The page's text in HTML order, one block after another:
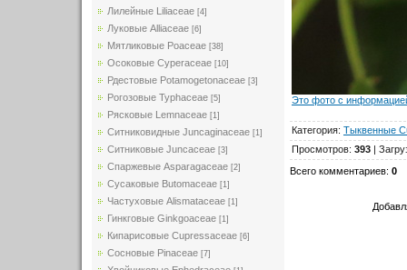
Лилейные Liliaceae [4]
Луковые Alliaceae [6]
Мятликовые Poaceae [38]
Осоковые Cyperaceae [10]
Рдестовые Potamogetonaceae [3]
Рогозовые Typhaceae [5]
Рясковые Lemnaceae [1]
Ситниковидные Juncaginaceae [1]
Ситниковые Juncaceae [3]
Спаржевые Asparagaceae [2]
Сусаковые Butomaceae [1]
Частуховые Alismataceae [1]
Гинкговые Ginkgoaceae [1]
Кипарисовые Cupressaceae [6]
Сосновые Pinaceae [7]
Это фото с
Категория: Тыквенные
Просмотров: 393 |
Всего комментариев: 0